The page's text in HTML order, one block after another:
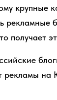
крупные
рекламные
получает
рекламы на